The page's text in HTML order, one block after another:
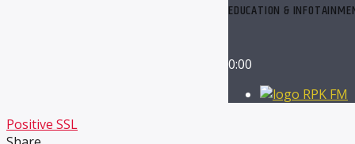
EDUCATION &
0:00
RPK FM
Positive SSL